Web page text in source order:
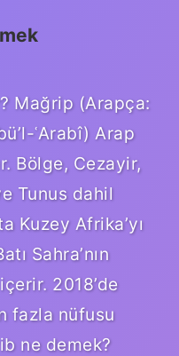
Mağrip (Arapça:
Bölge, Cezayir,
Tunus dahil
Kuzey Afrika’yı
Sahra’nın
2018’de
fazla nüfusu
ne demek?